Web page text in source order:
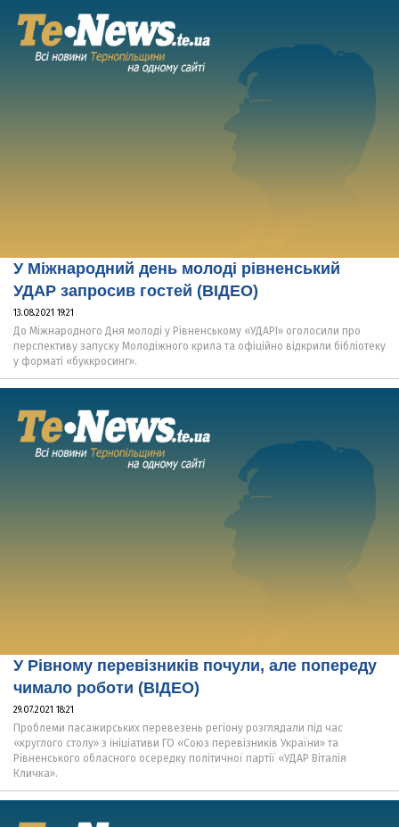
У Міжнародний день молоді рівненський
УДАР запросив гостей (ВІДЕО)
13.08.2021 19:21
До Міжнародного Дня молоді у Рівненському «УДАРІ» оголосили про
перспективу запуску Молодіжного крила та офіційно відкрили бібліотеку
у форматі «буккросинг».
У Рівному перевізників почули, але попереду
чимало роботи (ВІДЕО)
29.07.2021 18:21
Проблеми пасажирських перевезень регіону розглядали під час
«круглого столу» з ініціативи ГО «Союз перевізників України» та
Рівненського обласного осередку політичної партії «УДАР Віталія
Кличка».